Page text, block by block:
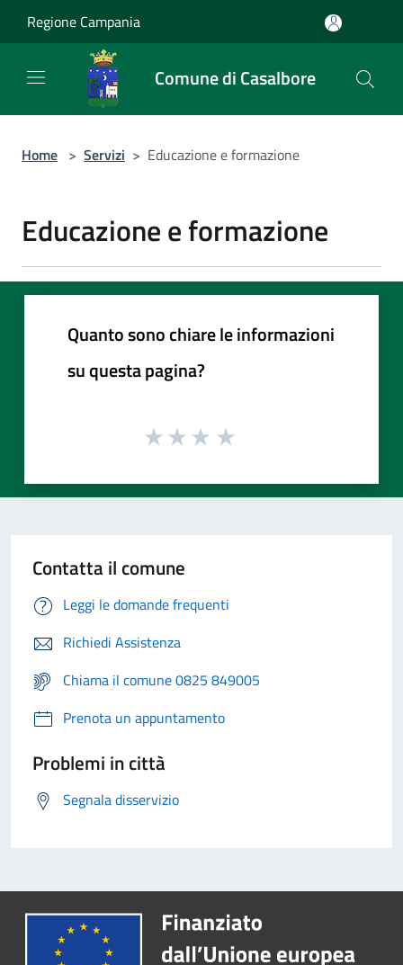
Regione Campania
Comune di Casalbore
Home > Servizi > Educazione e formazione
Educazione e formazione
Quanto sono chiare le informazioni
su questa pagina?
Contatta il comune
Leggi le domande frequenti
Richiedi Assistenza
Chiama il comune 0825 849005
Prenota un appuntamento
Problemi in città
Segnala disservizio